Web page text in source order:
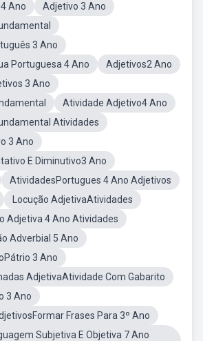
Ano
Adjetivo 3 Ano
3 Ano
Portuguesa 4 Ano
Adjetivos2 Ano
3 Ano
Atividade Adjetivo4 Ano
Atividades
3 Ano
E Diminutivo3 Ano
AtividadesPortugues 4 Ano Adjetivos
Locução AdjetivaAtividades
Adjetiva 4 Ano Atividades
Adverbial 5 Ano
3 Ano
AdjetivaAtividade Com Gabarito
3 Ano
Frases Para 3º Ano
Subjetiva E Objetiva 7 Ano